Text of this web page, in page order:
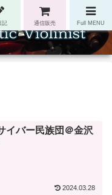
イバー民族団＠金沢
2024.03.28
記 通信販売 Full MENU